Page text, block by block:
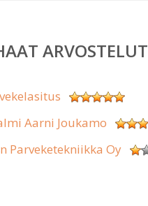
ARVOSTELUT
Aarni Joukamo
Parveketekniikka Oy